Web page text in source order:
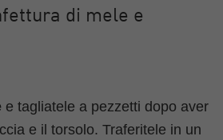
di mele e
e tagliatele a pezzetti dopo aver
e il torsolo. Traferitele in un